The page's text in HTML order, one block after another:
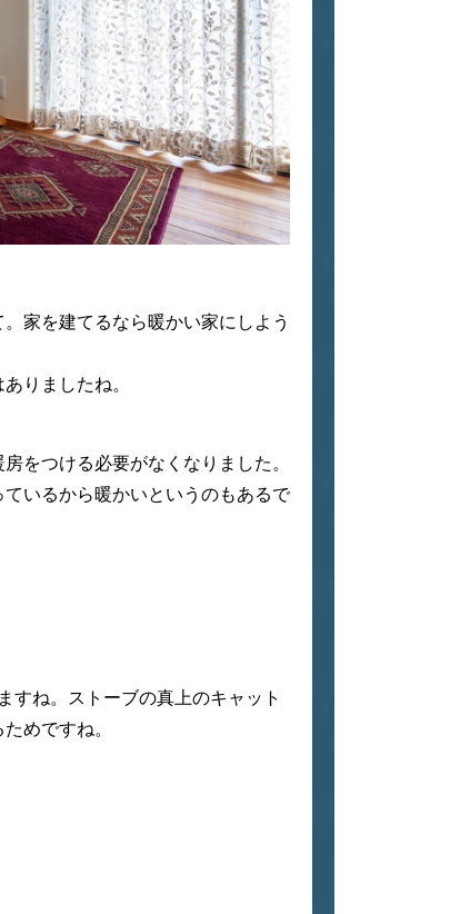
家を建てるなら暖かい家にしよう
りましたね。
をつける必要がなくなりました。
いるから暖かいというのもあるで
すね。ストーブの真上のキャット
めですね。